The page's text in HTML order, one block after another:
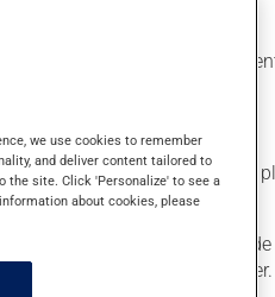
l'on ne ressente
un horaire différent qui est
Si vous voulez cesser
vous de ne jamais en manquer.
we use cookies to remember
and deliver content tailored to
the site. Click 'Personalize' to see a
about cookies, please